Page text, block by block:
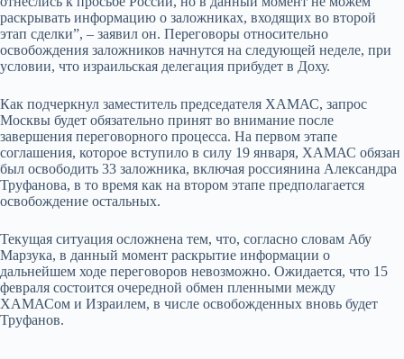
раскрывать информацию о заложниках, входящих во второй
этап сделки”, – заявил он. Переговоры относительно
освобождения заложников начнутся на следующей неделе, при
условии, что израильская делегация прибудет в Доху.
Как подчеркнул заместитель председателя ХАМАС, запрос
Москвы будет обязательно принят во внимание после
завершения переговорного процесса. На первом этапе
соглашения, которое вступило в силу 19 января, ХАМАС обязан
был освободить 33 заложника, включая россиянина Александра
Труфанова, в то время как на втором этапе предполагается
освобождение остальных.
Текущая ситуация осложнена тем, что, согласно словам Абу
Марзука, в данный момент раскрытие информации о
дальнейшем ходе переговоров невозможно. Ожидается, что 15
февраля состоится очередной обмен пленными между
ХАМАСом и Израилем, в числе освобожденных вновь будет
Труфанов.